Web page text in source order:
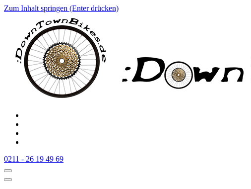
Zum Inhalt springen (Enter drücken)
:Downtownbikes
Der Fahrradladen in Düsseldorf am Hauptbahnhof
0211 - 26 19 49 69